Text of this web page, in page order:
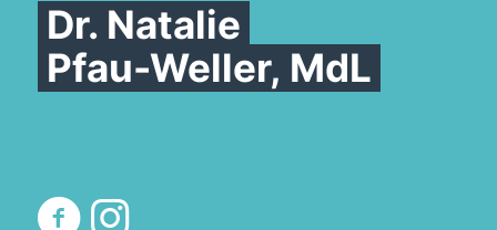
Dr. Natalie
Pfau-Weller, MdL